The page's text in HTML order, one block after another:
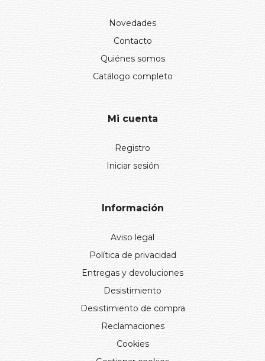
Novedades
Contacto
Quiénes somos
Catálogo completo
Mi cuenta
Registro
Iniciar sesión
Información
Aviso legal
Política de privacidad
Entregas y devoluciones
Desistimiento
Desistimiento de compra
Reclamaciones
Cookies